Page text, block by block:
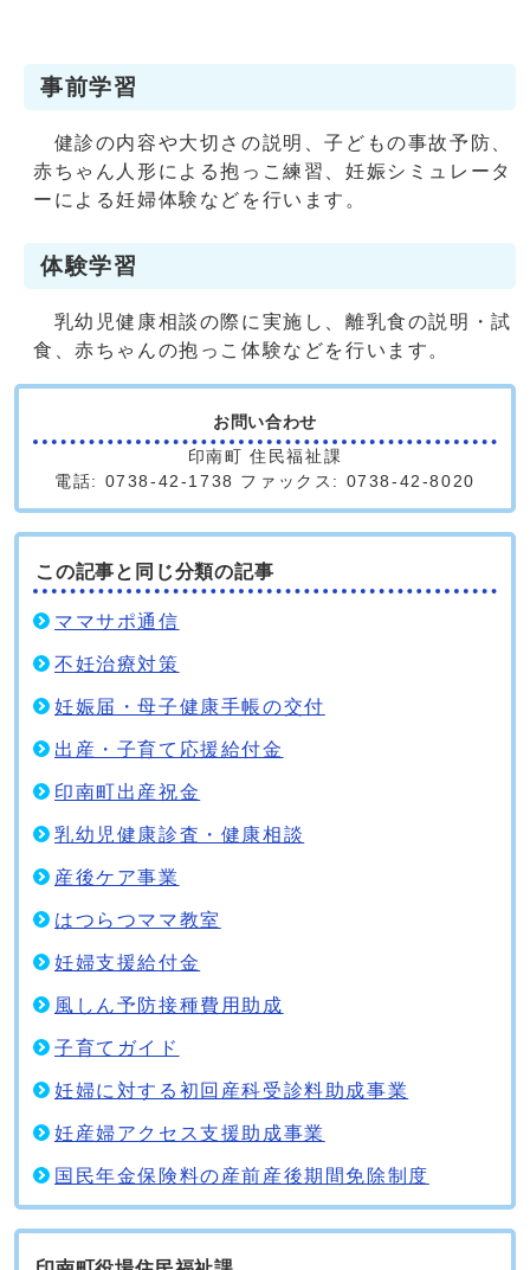
事前学習
健診の内容や大切さの説明、子どもの事故予防、
赤ちゃん人形による抱っこ練習、妊娠シミュレータ
ーによる妊婦体験などを行います。
体験学習
乳幼児健康相談の際に実施し、離乳食の説明・試
食、赤ちゃんの抱っこ体験などを行います。
お問い合わせ
印南町 住民福祉課
電話: 0738-42-1738 ファックス: 0738-42-8020
この記事と同じ分類の記事
ママサポ通信
不妊治療対策
妊娠届・母子健康手帳の交付
出産・子育て応援給付金
印南町出産祝金
乳幼児健康診査・健康相談
産後ケア事業
はつらつママ教室
妊婦支援給付金
風しん予防接種費用助成
子育てガイド
妊婦に対する初回産科受診料助成事業
妊産婦アクセス支援助成事業
国民年金保険料の産前産後期間免除制度